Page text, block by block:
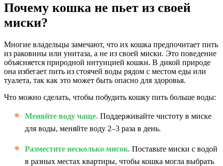
Почему кошка не пьет из своей
миски?
Многие владельцы замечают, что их кошка предпочитает пить
из раковины или унитаза, а не из своей миски. Это поведение
объясняется природной интуицией кошки. В дикой природе
она избегает пить из стоячей воды рядом с местом еды или
туалета, так как это может быть опасно для здоровья.
Что можно сделать, чтобы побудить кошку пить больше воды:
Меняйте воду чаще. Поддерживайте чистоту в миске
для воды, меняйте воду 2–3 раза в день.
Разместите несколько мисок. Поставьте миски с водой
в разных местах квартиры, чтобы кошка могла выбрать